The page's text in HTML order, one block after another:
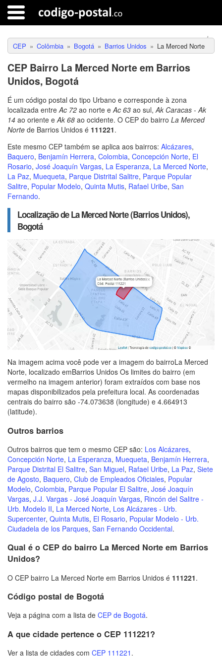
CEP Colômbia Bogotá Barrios Unidos La Merced Norte
CEP Bairro La Merced Norte em Barrios
Unidos, Bogotá
É um código postal do tipo Urbano e corresponde à zona
localizada entreAc 72 ao norte eAc 63 ao sul,Ak Caracas - Ak
14 ao oriente eAk 68 ao ocidente. O CEP do bairro La Merced
Norte de Barrios Unidos é 111221.
Este mesmo CEP também se aplica aos bairros: Alcázares,
Baquero, Benjamín Herrera, Colombia, Concepción Norte, El
Rosario, José Joaquín Vargas, La Esperanza, La Merced Norte,
La Paz, Muequeta, Parque Distrital Salitre, Parque Popular
Salitre, Popular Modelo, Quinta Mutis, Rafael Uribe, San
Fernando.
Localização de La Merced Norte (Barrios Unidos),
Bogotá
Na imagem acima você pode ver a imagem do bairroLa Merced
Norte, localizado emBarrios Unidos Os limites do bairro (em
vermelho na imagem anterior) foram extraídos com base nos
mapas disponibilizados pela prefeitura local. As coordenadas
centrais do bairro são -74.073638 (longitude) e 4.664913
(latitude).
Outros barrios
Outros bairros que tem o mesmo CEP são: Los Alcázares,
Concepción Norte, La Esperanza, Muequeta, Benjamín Herrera,
Parque Distrital El Salitre, San Miguel, Rafael Uribe, La Paz, Siete
de Agosto, Baquero, Club de Empleados Oficiales, Popular
Modelo, Colombia, Parque Popular El Salitre, José Joaquín
Vargas, J.J. Vargas - José Joaquín Vargas, Rincón del Salitre -
Urb. Modelo II, La Merced Norte, Los Alcázares - Urb.
Supercenter, Quinta Mutis, El Rosario, Popular Modelo - Urb.
Ciudadela de los Parques, San Fernando Occidental.
Qual é o CEP do bairro La Merced Norte em Barrios
Unidos?
O CEP bairro La Merced Norte em Barrios Unidos é 111221.
Código postal de Bogotá
Veja a página com a lista de CEP de Bogotá.
A que cidade pertence o CEP 111221?
Ver a lista de cidades com CEP 111221 .